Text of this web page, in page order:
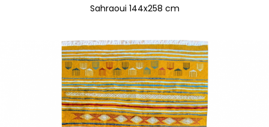
Sahraoui 144x258 cm